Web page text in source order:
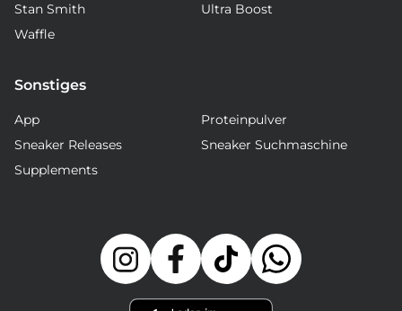
Stan Smith
Ultra Boost
Waffle
Sonstiges
App
Proteinpulver
Sneaker Releases
Sneaker Suchmaschine
Supplements